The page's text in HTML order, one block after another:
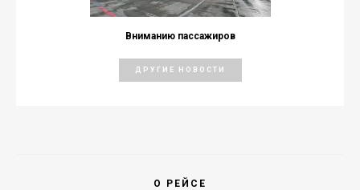
Вниманию пассажиров
ДРУГИЕ НОВОСТИ
О РЕЙСЕ